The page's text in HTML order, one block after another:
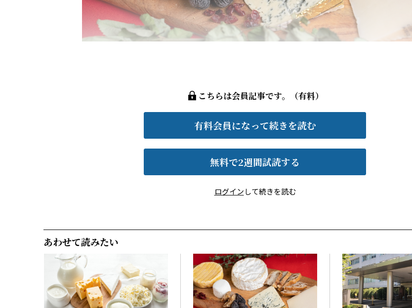
こちらは会員記事です。（有料）
有料会員になって続きを読む
無料で2週間試読する
ログインして続きを読む
あわせて読みたい